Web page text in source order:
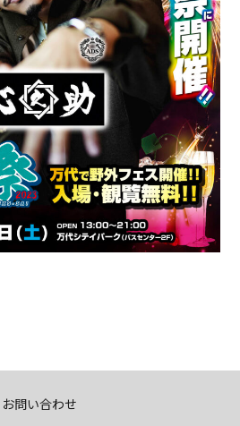
お問い合わせ